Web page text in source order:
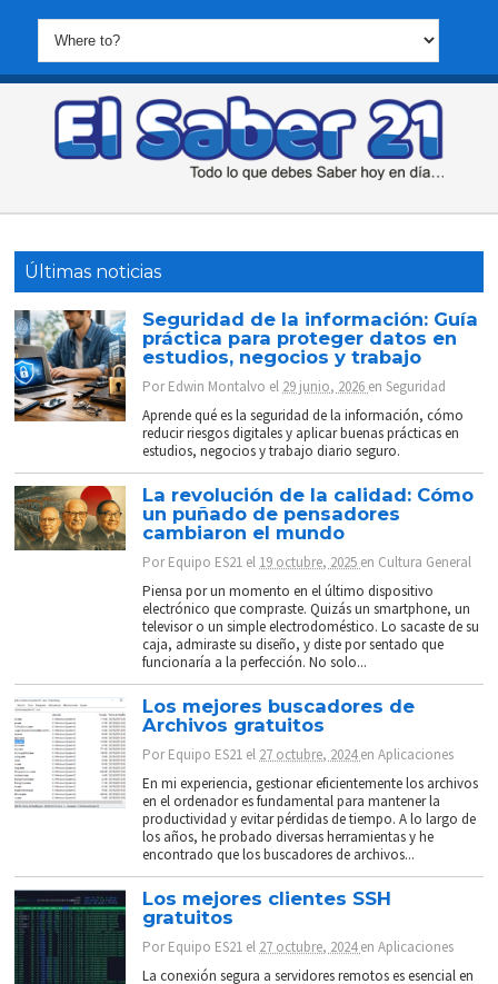
Últimas noticias
Seguridad de la información: Guía
práctica para proteger datos en
estudios, negocios y trabajo
PorEdwin Montalvo el 29 junio, 2026 enSeguridad
Aprende qué es la seguridad de la información, cómo
reducir riesgos digitales y aplicar buenas prácticas en
estudios, negocios y trabajo diario seguro.
La revolución de la calidad: Cómo
un puñado de pensadores
cambiaron el mundo
PorEquipo ES21 el 19 octubre, 2025 en Cultura General
Piensa por un momento en el último dispositivo
electrónico que compraste. Quizás un smartphone, un
televisor o un simple electrodoméstico. Lo sacaste de su
caja, admiraste su diseño, y diste por sentado que
funcionaría a la perfección. No solo...
Los mejores buscadores de
Archivos gratuitos
PorEquipo ES21 el 27 octubre, 2024enAplicaciones
En mi experiencia, gestionar eficientemente los archivos
en el ordenador es fundamental para mantener la
productividad y evitar pérdidas de tiempo. A lo largo de
los años, he probado diversas herramientas y he
encontrado que los buscadores de archivos...
Los mejores clientes SSH
gratuitos
PorEquipo ES21 el 27 octubre, 2024enAplicaciones
La conexión segura a servidores remotos es esencial en